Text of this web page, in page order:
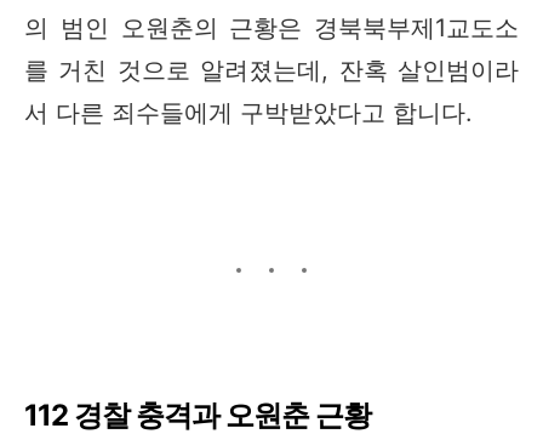
의 범인 오원춘의 근황은 경북북부제1교도소
를 거친 것으로 알려졌는데, 잔혹 살인범이라
서 다른 죄수들에게 구박받았다고 합니다.
112 경찰 충격과 오원춘 근황